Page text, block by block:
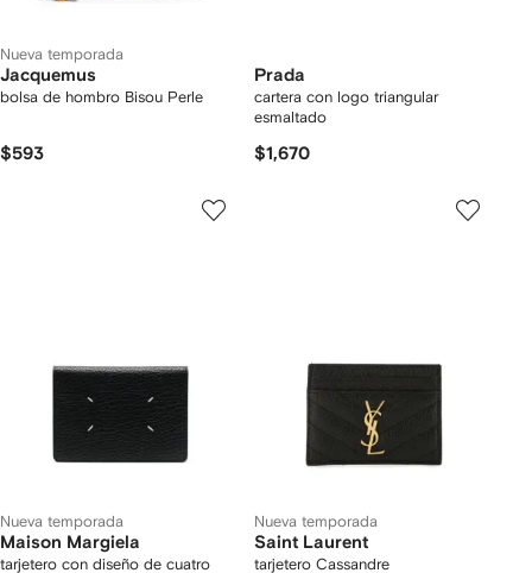
Nueva temporada
Jacquemus
bolsa de hombro Bisou Perle
$593
Prada
cartera con logo triangular
esmaltado
$1,670
Nueva temporada
Maison Margiela
tarjetero con diseño de cuatro
Nueva temporada
Saint Laurent
tarjetero Cassandre